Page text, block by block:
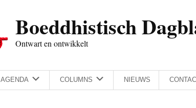
Boeddhistisch
Ontwart en ontwikkelt
AGENDA COLUMNS NIEUWS